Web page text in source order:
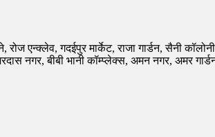
एन्क्लेव, गदईपुर मार्केट, राजा गार्डन, सैनी
नगर, बीबी भानी कॉम्प्लेक्स, अमन नगर, अमर